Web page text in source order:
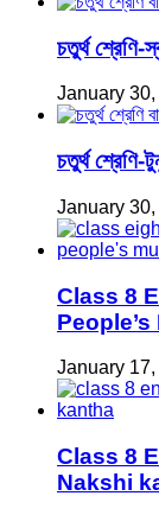
চতুর্থ শ্রেণি-
January
চতুর্থ
January
Class 8
January
Class 8
Nakshi